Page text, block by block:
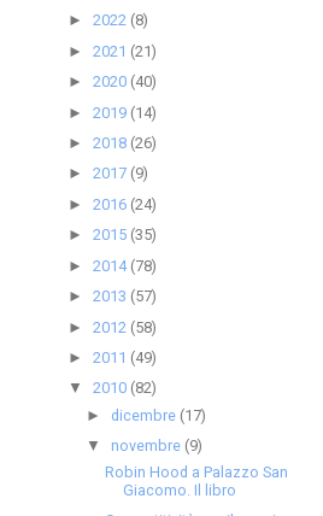
► 2022 (8)
► 2021 (21)
► 2020 (40)
► 2019 (14)
► 2018 (26)
► 2017 (9)
► 2016 (24)
► 2015 (35)
► 2014 (78)
► 2013 (57)
► 2012 (58)
► 2011 (49)
▼ 2010 (82)
► dicembre (17)
▼ novembre (9)
Robin Hood a Palazzo San
Giacomo. Il libro